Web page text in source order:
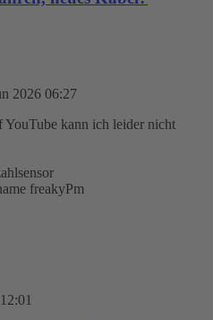
2026 06:27
YouTube kann ich leider nicht
freakyPm